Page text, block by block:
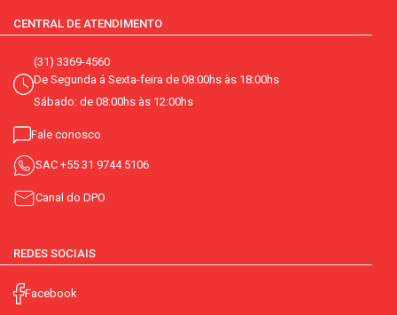
CENTRAL DE ATENDIMENTO
(31) 3369-4560
De Segunda á Sexta-feira de 08:00hs às 18:00hs
Sábado: de 08:00hs às 12:00hs
Fale conosco
SAC +55 31 9744 5106
Canal do DPO
REDES SOCIAIS
Facebook